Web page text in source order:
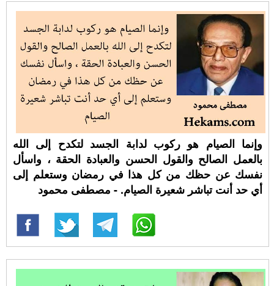
وإنما الصيام هو ركوب لدابة الجسد لتكدح إلى الله
بالعمل الصالح والقول الحسن والعبادة الحقة ، واسأل
نفسك عن حظك من كل هذا في رمضان وستعلم إلى
أي حد أنت تباشر شعيرة الصيام. - مصطفى محمود